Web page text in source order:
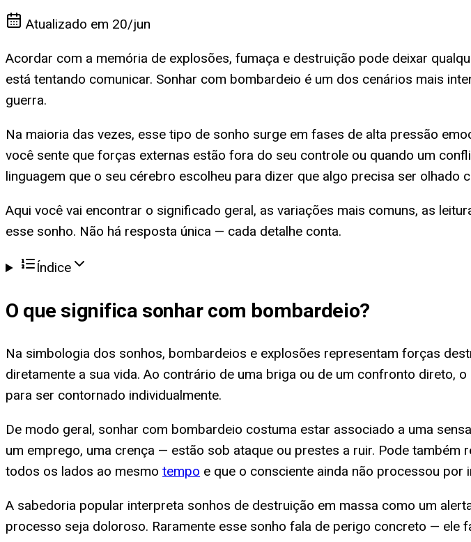
Atualizado em 20/jun
Acordar com a memória de explosões, fumaça e destruição pode deixar
está tentando comunicar. Sonhar com bombardeio é um dos cenários mais
guerra.
Na maioria das vezes, esse tipo de sonho surge em fases de alta pressão
você sente que forças externas estão fora do seu controle ou quando um
linguagem que o seu cérebro escolheu para dizer que algo precisa ser olhado
Aqui você vai encontrar o significado geral, as variações mais comuns, as
esse sonho. Não há resposta única — cada detalhe conta.
Índice
O que significa sonhar com bombardeio?
Na simbologia dos sonhos, bombardeios e explosões representam forças
diretamente a sua vida. Ao contrário de uma briga ou de um confronto direto,
para ser contornado individualmente.
De modo geral, sonhar com bombardeio costuma estar associado a uma
um emprego, uma crença — estão sob ataque ou prestes a ruir. Pode
todos os lados ao mesmo tempo e que o consciente ainda não processou por
A sabedoria popular interpreta sonhos de destruição em massa como um
processo seja doloroso. Raramente esse sonho fala de perigo concreto —